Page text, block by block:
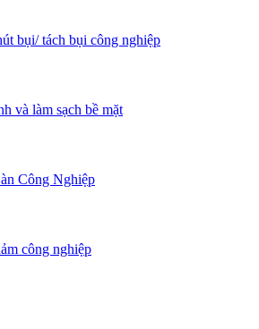
bụi/ tách bụi công nghiệp
và làm sạch bề mặt
Công Nghiệp
công nghiệp